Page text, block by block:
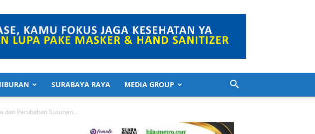
SURABAYA RAYA MEDIA GROUP
dan Perubahan Susunan...